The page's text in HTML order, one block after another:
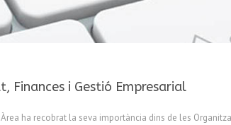
Finances i Gestió Empresarial
ha recobrat la seva importància dins de les